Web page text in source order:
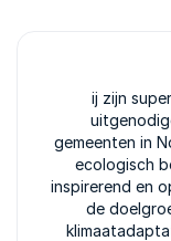
van 5
ij zijn
gemeenten in
ecologisch
inspirerend en
de